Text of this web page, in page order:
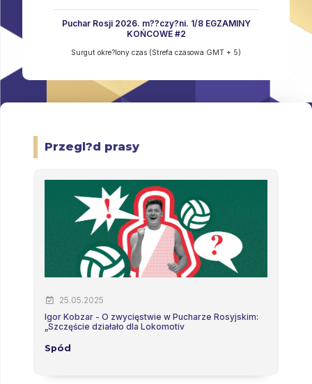
Puchar Rosji 2026. m??czy?ni. 1/8 EGZAMINY
KOŃCOWE #2
Surgut okre?lony czas (Strefa czasowa GMT + 5)
Przegl?d prasy
25.05.2025
Igor Kobzar - O zwycięstwie w Pucharze Rosyjskim:
„Szczęście działało dla Lokomotiv
Spód